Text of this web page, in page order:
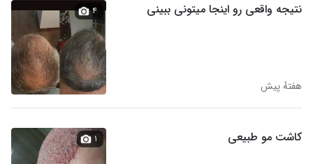
نتیجه واقعی رو اینجا میتونی ببینی
هفتهٔ پیش
۴
کاشت مو طبیعی ۱